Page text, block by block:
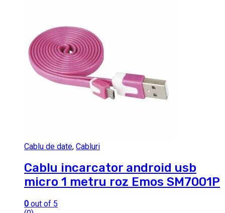
Cablu de date, Cabluri
Cablu incarcator android usb
micro 1 metru roz Emos SM7001P
0 out of 5